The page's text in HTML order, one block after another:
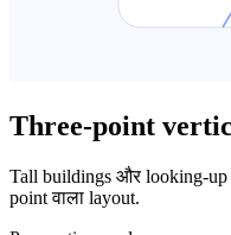
Three-point
Tall buildings और looking-up
point वाला layout.